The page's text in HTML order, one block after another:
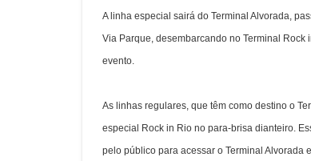
A linha especial sairá do Terminal Alvorada,
Via Parque, desembarcando no Terminal
evento.
As linhas regulares, que têm como destino o
especial Rock in Rio no para-brisa dianteiro.
pelo público para acessar o Terminal Alvorada